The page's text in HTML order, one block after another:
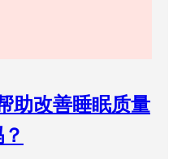
助改善睡眠质量